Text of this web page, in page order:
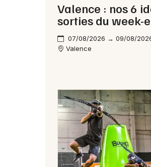
Valence : nos 6
sorties du week-
07/08/2026 → 09/08/
Valence